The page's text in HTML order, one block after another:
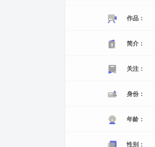
作品：
简介：
关注：
身份：
年龄：
性别：